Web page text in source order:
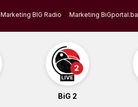
Marketing BIG Radio Marketing BiGportal.ba
BiG 2